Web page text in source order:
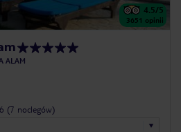
4.5/5
3651 opinii
ALAM
(7 noclegów)